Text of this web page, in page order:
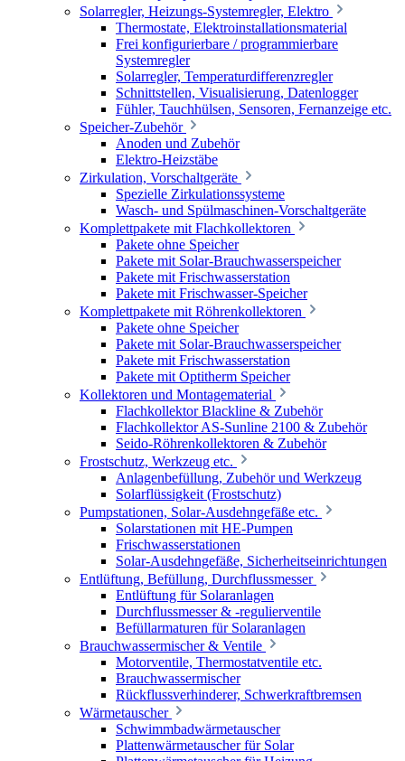
Solarregler, Heizungs-Systemregler, Elektro
Thermostate, Elektroinstallationsmaterial
Frei konfigurierbare / programmierbare
Systemregler
Solarregler, Temperaturdifferenzregler
Schnittstellen, Visualisierung, Datenlogger
Fühler, Tauchhülsen, Sensoren, Fernanzeige etc.
Speicher-Zubehör
Anoden und Zubehör
Elektro-Heizstäbe
Zirkulation, Vorschaltgeräte
Spezielle Zirkulationssysteme
Wasch- und Spülmaschinen-Vorschaltgeräte
Komplettpakete mit Flachkollektoren
Pakete ohne Speicher
Pakete mit Solar-Brauchwasserspeicher
Pakete mit Frischwasserstation
Pakete mit Frischwasser-Speicher
Komplettpakete mit Röhrenkollektoren
Pakete ohne Speicher
Pakete mit Solar-Brauchwasserspeicher
Pakete mit Frischwasserstation
Pakete mit Optitherm Speicher
Kollektoren und Montagematerial
Flachkollektor Blackline & Zubehör
Flachkollektor AS-Sunline 2100 & Zubehör
Seido-Röhrenkollektoren & Zubehör
Frostschutz, Werkzeug etc.
Anlagenbefüllung, Zubehör und Werkzeug
Solarflüssigkeit (Frostschutz)
Pumpstationen, Solar-Ausdehngefäße etc.
Solarstationen mit HE-Pumpen
Frischwasserstationen
Solar-Ausdehngefäße, Sicherheitseinrichtungen
Entlüftung, Befüllung, Durchflussmesser
Entlüftung für Solaranlagen
Durchflussmesser & -regulierventile
Befüllarmaturen für Solaranlagen
Brauchwassermischer & Ventile
Motorventile, Thermostatventile etc.
Brauchwassermischer
Rückflussverhinderer, Schwerkraftbremsen
Wärmetauscher
Schwimmbadwärmetauscher
Plattenwärmetauscher für Solar